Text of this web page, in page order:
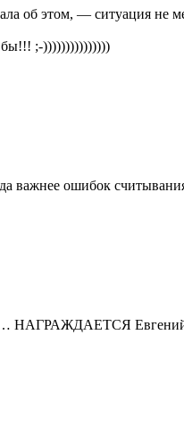
об этом, — ситуация не
бы!!! ;-)))))))))))))))
важнее ошибок
«… НАГРАЖДАЕТСЯ